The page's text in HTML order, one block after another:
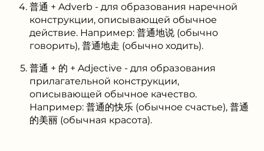
普通 + Adverb - для образования наречной
конструкции, описывающей обычное
действие. Например: 普通地说 (обычно
говорить), 普通地走 (обычно ходить).
普通 + 的 + Adjective - для образования
прилагательной конструкции,
описывающей обычное качество.
Например: 普通的快乐 (обычное счастье), 普通
的美丽 (обычная красота).